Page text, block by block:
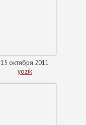
15 октября 2011
yozik